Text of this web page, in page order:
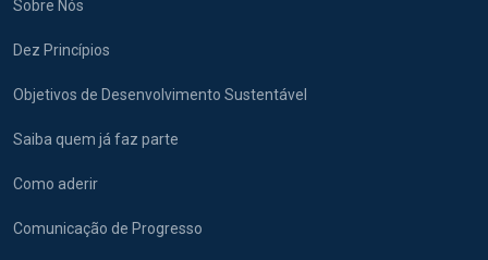
Sobre Nós
Dez Princípios
Objetivos de Desenvolvimento Sustentável
Saiba quem já faz parte
Como aderir
Comunicação de Progresso